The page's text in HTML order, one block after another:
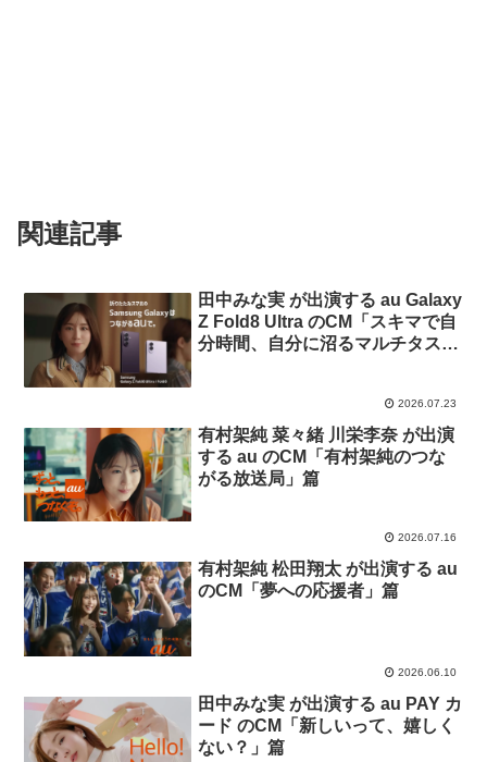
関連記事
田中みな実 が出演する au Galaxy
Z Fold8 Ultra のCM「スキマで自
分時間、自分に沼るマルチタス
2026.07.23
有村架純 菜々緒 川栄李奈 が出演
する au のCM「有村架純のつな
がる放送局」篇
2026.07.16
有村架純 松田翔太 が出演する au
のCM「夢への応援者」篇
2026.06.10
田中みな実 が出演する au PAY カ
ード のCM「新しいって、嬉しく
ない？」篇